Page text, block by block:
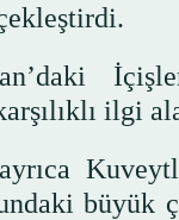
ilgi
büyük